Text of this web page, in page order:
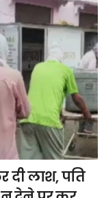
दी लाश, पति